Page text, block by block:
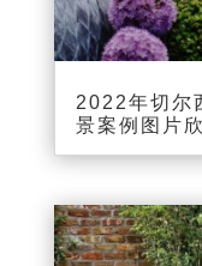
2022年切尔
景案例图片